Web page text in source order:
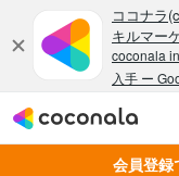
会員登録